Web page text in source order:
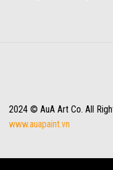
2024 © AuA Art Co. All
www.auapaint.vn